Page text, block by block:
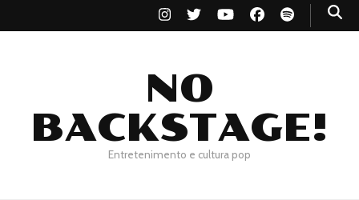
NO
BACKSTAGE!
Entretenimento e cultura pop